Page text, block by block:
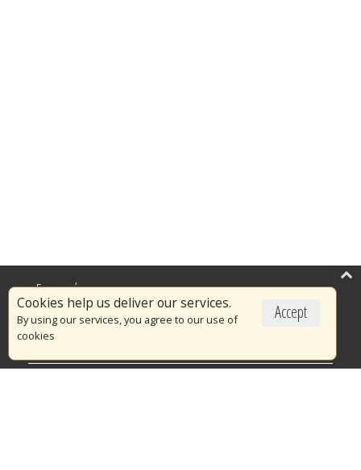
Accept
Cookies help us deliver our services.
By using our services, you agree to our use of
cookies
Επικαιρότητα
Το Πυροσβεστικό Σώμα